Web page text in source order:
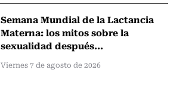
Semana Mundial de la Lactancia
Materna: los mitos sobre la
sexualidad después...
Viernes 7 de agosto de 2026